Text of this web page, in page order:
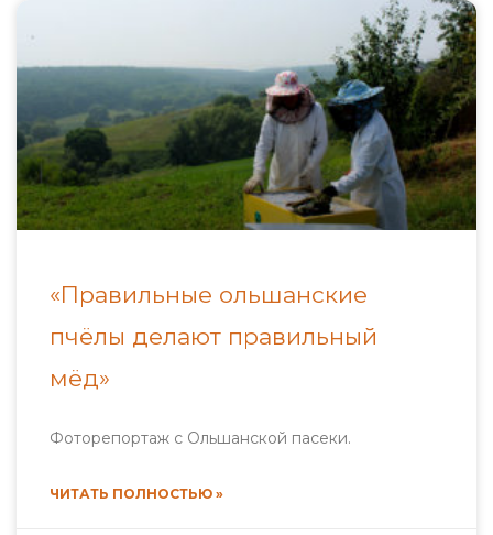
«Правильные ольшанские
пчёлы делают правильный
мёд»
Фоторепортаж с Ольшанской пасеки.
ЧИТАТЬ ПОЛНОСТЬЮ »